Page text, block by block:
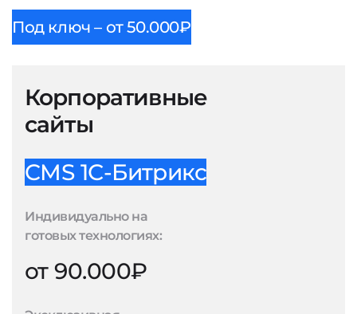
Под ключ – от 50.000₽
Корпоративные
сайты
CMS 1С-Битрикс
Индивидуально на
готовых технологиях:
от 90.000₽